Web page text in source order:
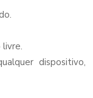
dispositivo,